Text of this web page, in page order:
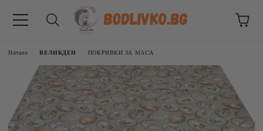
Начало ВЕЛИКДЕН ПОКРИВКИ ЗА МАСА